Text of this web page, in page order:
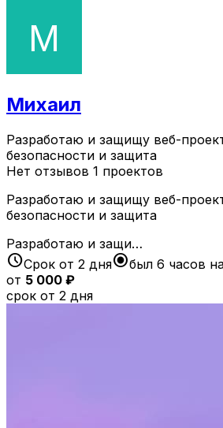
Михаил
Разработаю и защищу веб-
безопасности и защита
Нет отзывов 1 проектов
Разработаю и защищу веб-
безопасности и защита
Разработаю и защи…
scheduleСрок от 2 дняradio_button_checkedбыл 6 часов
от 5 000 ₽
срок от 2 дня